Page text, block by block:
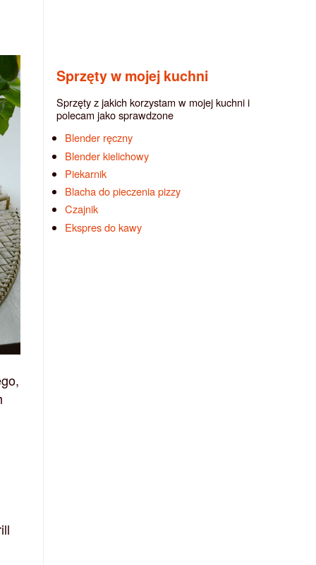
Sprzęty w mojej kuchni
Sprzęty z jakich korzystam w mojej kuchni i
polecam jako sprawdzone
Blender ręczny
Blender kielichowy
Piekarnik
Blacha do pieczenia pizzy
Czajnik
Ekspres do kawy